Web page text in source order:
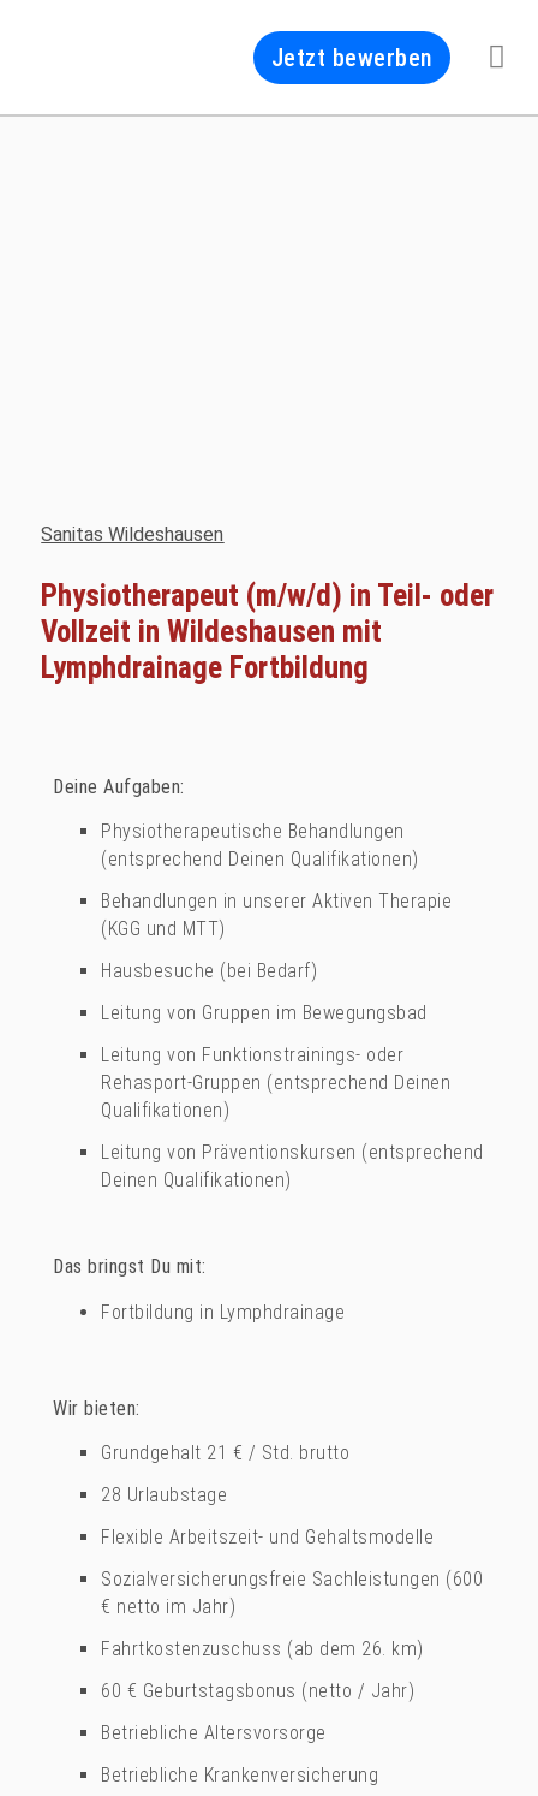
Jetzt bewerben
Sanitas Wildeshausen
Physiotherapeut (m/w/d) in Teil- oder
Vollzeit in Wildeshausen mit
Lymphdrainage Fortbildung
Deine Aufgaben:
Physiotherapeutische Behandlungen
(entsprechend Deinen Qualifikationen)
Behandlungen in unserer Aktiven Therapie
(KGG und MTT)
Hausbesuche (bei Bedarf)
Leitung von Gruppen im Bewegungsbad
Leitung von Funktionstrainings- oder
Rehasport-Gruppen (entsprechend Deinen
Qualifikationen)
Leitung von Präventionskursen (entsprechend
Deinen Qualifikationen)
Das bringst Du mit:
Fortbildung in Lymphdrainage
Wir bieten:
Grundgehalt 21 € / Std. brutto
28 Urlaubstage
Flexible Arbeitszeit- und Gehaltsmodelle
Sozialversicherungsfreie Sachleistungen (600
€ netto im Jahr)
Fahrtkostenzuschuss (ab dem 26. km)
60 € Geburtstagsbonus (netto / Jahr)
Betriebliche Altersvorsorge
Betriebliche Krankenversicherung